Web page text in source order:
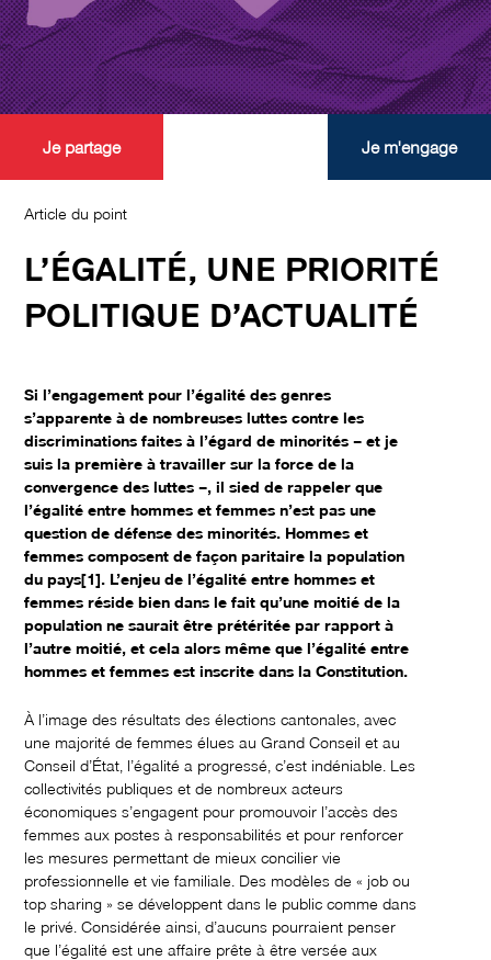
Article du point
L’ÉGALITÉ, UNE PRIORITÉ
POLITIQUE D’ACTUALITÉ
Si l’engagement pour l’égalité des genres
s’apparente à de nombreuses luttes contre les
discriminations faites à l’égard de minorités – et je
suis la première à travailler sur la force de la
convergence des luttes –, il sied de rappeler que
l’égalité entre hommes et femmes n’est pas une
question de défense des minorités. Hommes et
femmes composent de façon paritaire la population
du pays[1]. L’enjeu de l’égalité entre hommes et
femmes réside bien dans le fait qu’une moitié de la
population ne saurait être prétéritée par rapport à
l’autre moitié, et cela alors même que l’égalité entre
hommes et femmes est inscrite dans la Constitution.
À l’image des résultats des élections cantonales, avec
une majorité de femmes élues au Grand Conseil et au
Conseil d’État, l’égalité a progressé, c’est indéniable. Les
collectivités publiques et de nombreux acteurs
économiques s’engagent pour promouvoir l’accès des
femmes aux postes à responsabilités et pour renforcer
les mesures permettant de mieux concilier vie
professionnelle et vie familiale. Des modèles de « job ou
top sharing » se développent dans le public comme dans
le privé. Considérée ainsi, d’aucuns pourraient penser
que l’égalité est une affaire prête à être versée aux
Je partage Je m'engage